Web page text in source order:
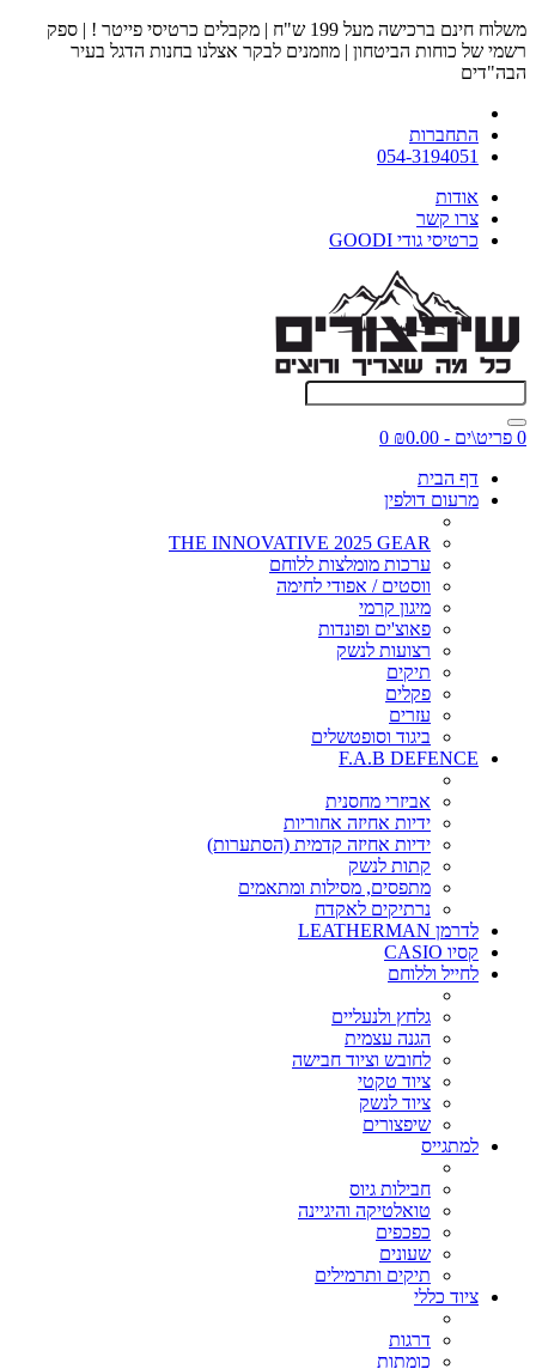
משלוח חינם ברכישה מעל 199 ש"ח | מקבלים כרטיסי פייטר ! | ספק
רשמי של כוחות הביטחון | מוזמנים לבקר אצלנו בחנות הדגל בעיר
הבה"דים
התחברות
054-3194051
אודות
צרו קשר
כרטיסי גודי GOODI
0 פריט\ים - ₪0.00
0
דף הבית
מרעום דולפין
THE INNOVATIVE 2025 GEAR
ערכות מומלצות ללוחם
ווסטים / אפודי לחימה
מיגון קרמי
פאוצ'ים ופונדות
רצועות לנשק
תיקים
פקלים
עזרים
ביגוד וסופטשלים
F.A.B DEFENCE
אביזרי מחסנית
ידיות אחיזה אחוריות
ידיות אחיזה קדמית (הסתערות)
קתות לנשק
מתפסים, מסילות ומתאמים
נרתיקים לאקדח
לדרמן LEATHERMAN
קסיו CASIO
לחייל וללוחם
גלחץ ולנעליים
הגנה עצמית
לחובש וציוד חבישה
ציוד טקטי
ציוד לנשק
שיפצורים
למתגייס
חבילות גיוס
טואלטיקה והיגיינה
כפכפים
שעונים
תיקים ותרמילים
ציוד כללי
דרגות
כומתות